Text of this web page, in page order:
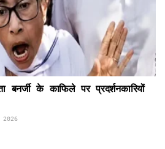
बनर्जी के काफिले पर प्रदर्शनकारियों
2026